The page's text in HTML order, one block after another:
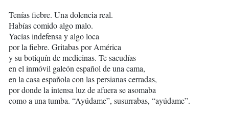
Tenías fiebre. Una dolencia real.
Habías comido algo malo.
Yacías indefensa y algo loca
por la fiebre. Gritabas por América
y su botiquín de medicinas. Te sacudías
en el inmóvil galeón español de una cama,
en la casa española con las persianas cerradas,
por donde la intensa luz de afuera se asomaba
como a una tumba. “Ayúdame”, susurrabas, “ayúdame”.